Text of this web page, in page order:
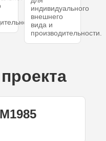
индивидуального
внешнего
вида и
производительности.